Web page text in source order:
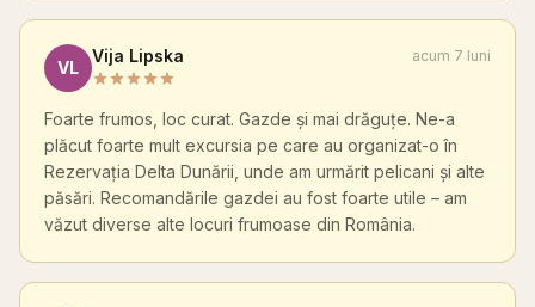
VL
Vija Lipska acum 7 luni
Foarte frumos, loc curat. Gazde și mai drăguțe. Ne-a
plăcut foarte mult excursia pe care au organizat-o în
Rezervația Delta Dunării, unde am urmărit pelicani și alte
păsări. Recomandările gazdei au fost foarte utile – am
văzut diverse alte locuri frumoase din România.